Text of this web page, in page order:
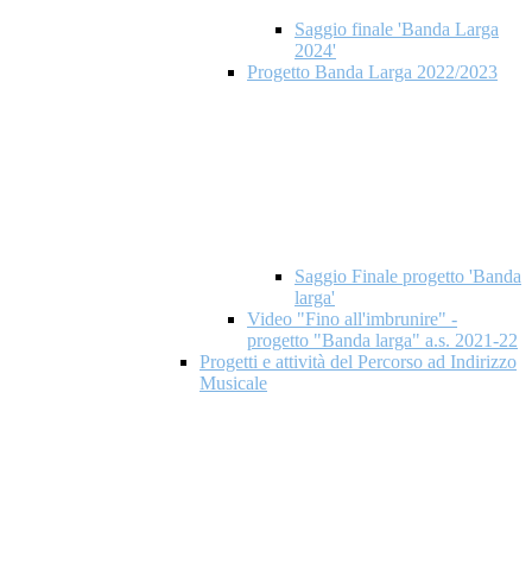
Saggio finale 'Banda Larga
2024'
Progetto Banda Larga 2022/2023
Saggio Finale progetto 'Banda
larga'
Video "Fino all'imbrunire" -
progetto "Banda larga" a.s. 2021-22
Progetti e attività del Percorso ad Indirizzo
Musicale